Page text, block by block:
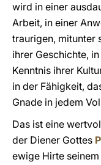
wird in einer
Arbeit, in einer
traurigen, mitunter
ihrer Geschichte,
Kenntnis ihrer
in der Fähigkeit,
Gnade in jedem
Das ist eine
der Diener Gottes
ewige Hirte